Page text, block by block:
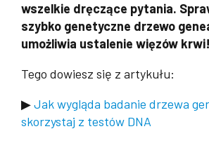
wszelkie dręczące pytania.
szybko genetyczne drzewo
umożliwia ustalenie więzów krwi!
Tego dowiesz się z artykułu:
▶Jak wygląda badanie drzewa
skorzystaj z testów DNA